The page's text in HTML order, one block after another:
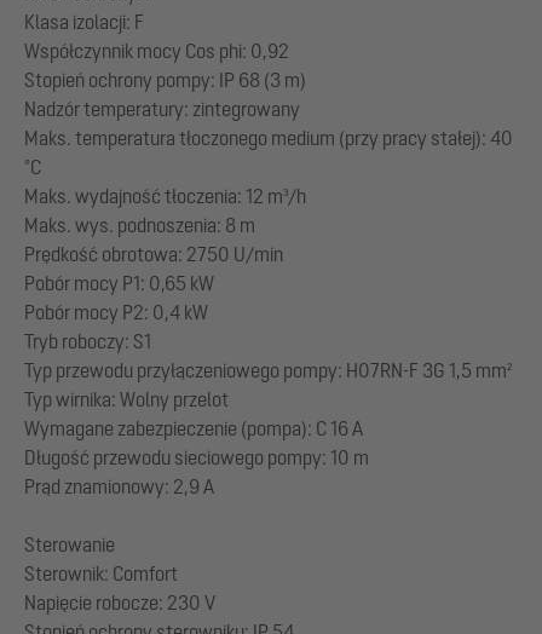
Klasa izolacji: F
Współczynnik mocy Cos phi: 0,92
Stopień ochrony pompy: IP 68 (3 m)
Nadzór temperatury: zintegrowany
Maks. temperatura tłoczonego medium (przy pracy stałej): 40
°C
Maks. wydajność tłoczenia: 12 m³/h
Maks. wys. podnoszenia: 8 m
Prędkość obrotowa: 2750 U/min
Pobór mocy P1: 0,65 kW
Pobór mocy P2: 0,4 kW
Tryb roboczy: S1
Typ przewodu przyłączeniowego pompy: H07RN-F 3G 1,5 mm²
Typ wirnika: Wolny przelot
Wymagane zabezpieczenie (pompa): C 16 A
Długość przewodu sieciowego pompy: 10 m
Prąd znamionowy: 2,9 A
Sterowanie
Sterownik: Comfort
Napięcie robocze: 230 V